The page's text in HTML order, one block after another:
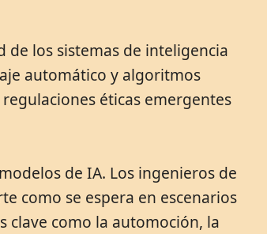
los sistemas de inteligencia
automático y algoritmos
éticas emergentes
de IA. Los ingenieros de
como se espera en escenarios
clave como la automoción, la